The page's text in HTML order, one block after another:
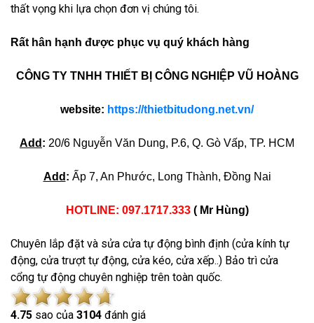
thất vọng khi lựa chọn đơn vị chúng tôi.
Rất hân hạnh được phục vụ quý khách hàng
CÔNG TY TNHH THIẾT BỊ CÔNG NGHIỆP VŨ HOÀNG
website: https://thietbitudong.net.vn/
Add : 20/6 Nguyễn Văn Dung, P.6, Q. Gò Vấp, TP. HCM
Add : Ấp 7, An Phước, Long Thành, Đồng Nai
HOTLINE: 097.1717.333 ( Mr Hùng)
Chuyên lắp đặt và sửa cửa tự động bình định (cửa kính tự
động, cửa trượt tự động, cửa kéo, cửa xếp..) Bảo trì cửa
cổng tự động chuyên nghiệp trên toàn quốc.
4.75 sao của 3104 đánh giá